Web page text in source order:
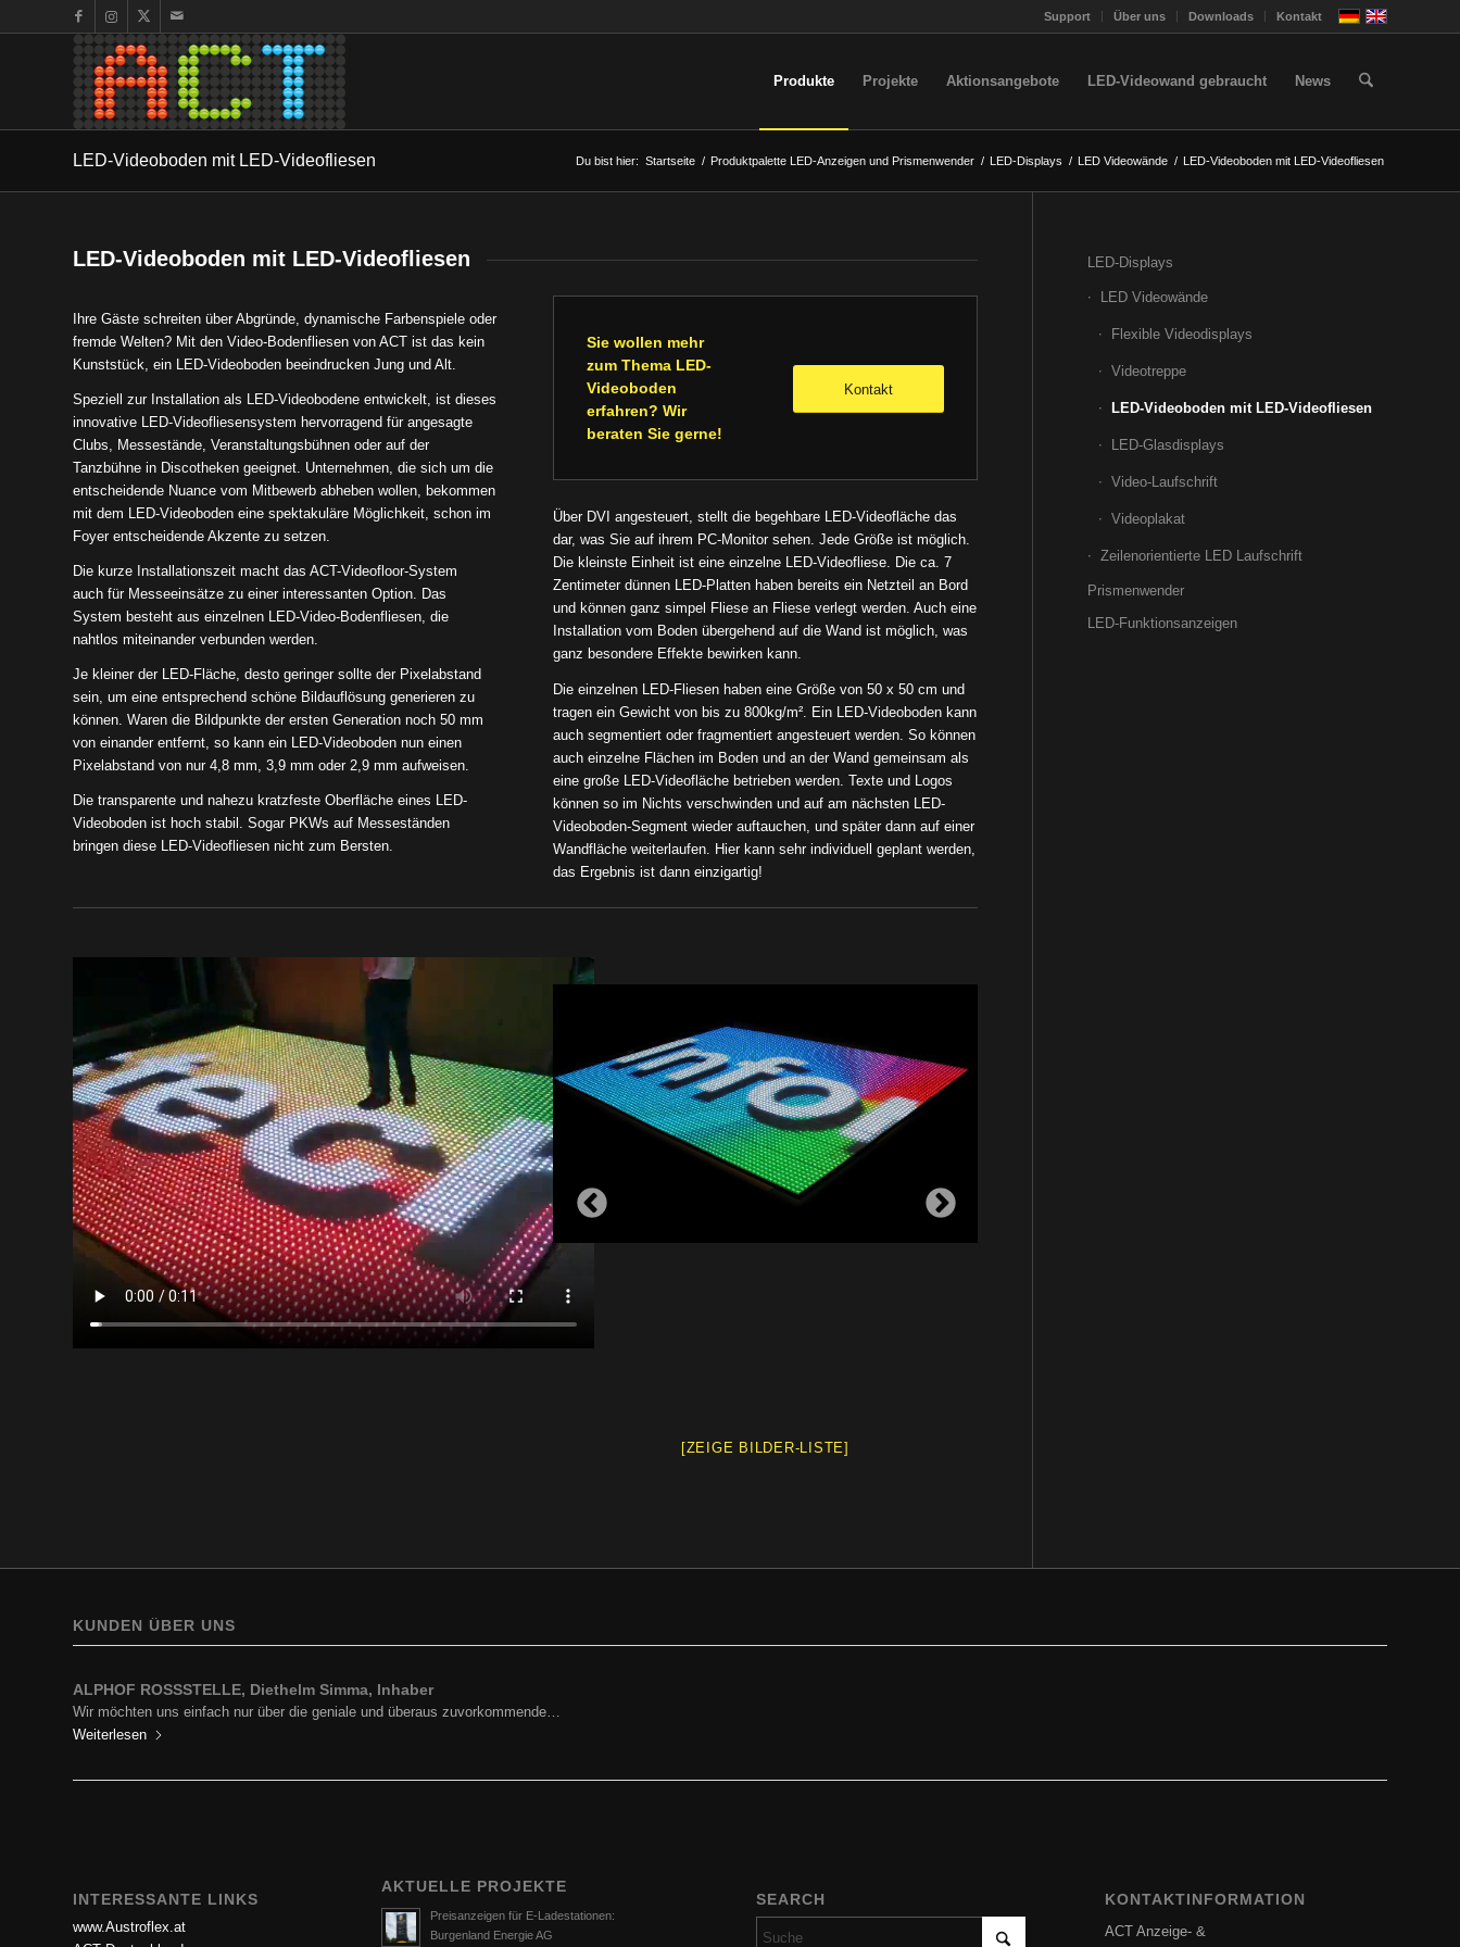
Support Über uns Downloads Kontakt
Produkte Projekte Aktionsangebote LED-Videowand gebraucht News
LED-Videoboden mit LED-Videofliesen Du bist hier: Startseite / Produktpalette LED-Anzeigen und Prismenwender / LED-Displays / LED Videowände / LED-Videoboden mit LED-Videofliesen
LED-Videoboden mit LED-Videofliesen
Ihre Gäste schreiten über Abgründe, dynamische Farbenspiele oder
fremde Welten? Mit den Video-Bodenfliesen von ACT ist das kein
Kunststück, ein LED-Videoboden beeindrucken Jung und Alt.
Speziell zur Installation als LED-Videobodene entwickelt, ist dieses
innovative LED-Videofliesensystem hervorragend für angesagte
Clubs, Messestände, Veranstaltungsbühnen oder auf der
Tanzbühne in Discotheken geeignet. Unternehmen, die sich um die
entscheidende Nuance vom Mitbewerb abheben wollen, bekommen
mit dem LED-Videoboden eine spektakuläre Möglichkeit, schon im
Foyer entscheidende Akzente zu setzen.
Die kurze Installationszeit macht das ACT-Videofloor-System
auch für Messeeinsätze zu einer interessanten Option. Das
System besteht aus einzelnen LED-Video-Bodenfliesen, die
nahtlos miteinander verbunden werden.
Je kleiner der LED-Fläche, desto geringer sollte der Pixelabstand
sein, um eine entsprechend schöne Bildauflösung generieren zu
können. Waren die Bildpunkte der ersten Generation noch 50 mm
von einander entfernt, so kann ein LED-Videoboden nun einen
Pixelabstand von nur 4,8 mm, 3,9 mm oder 2,9 mm aufweisen.
Die transparente und nahezu kratzfeste Oberfläche eines LED-
Videoboden ist hoch stabil. Sogar PKWs auf Messeständen
bringen diese LED-Videofliesen nicht zum Bersten.
Sie wollen mehr
zum Thema LED-
Videoboden
erfahren? Wir
beraten Sie gerne!
Kontakt
Über DVI angesteuert, stellt die begehbare LED-Videofläche das
dar, was Sie auf ihrem PC-Monitor sehen. Jede Größe ist möglich.
Die kleinste Einheit ist eine einzelne LED-Videofliese. Die ca. 7
Zentimeter dünnen LED-Platten haben bereits ein Netzteil an Bord
und können ganz simpel Fliese an Fliese verlegt werden. Auch eine
Installation vom Boden übergehend auf die Wand ist möglich, was
ganz besondere Effekte bewirken kann.
Die einzelnen LED-Fliesen haben eine Größe von 50 x 50 cm und
tragen ein Gewicht von bis zu 800kg/m². Ein LED-Videoboden kann
auch segmentiert oder fragmentiert angesteuert werden. So können
auch einzelne Flächen im Boden und an der Wand gemeinsam als
eine große LED-Videofläche betrieben werden. Texte und Logos
können so im Nichts verschwinden und auf am nächsten LED-
Videoboden-Segment wieder auftauchen, und später dann auf einer
Wandfläche weiterlaufen. Hier kann sehr individuell geplant werden,
das Ergebnis ist dann einzigartig!
[ZEIGE BILDER-LISTE]
LED-Displays
LED Videowände
Flexible Videodisplays
Videotreppe
LED-Videoboden mit LED-Videofliesen
LED-Glasdisplays
Video-Laufschrift
Videoplakat
Zeilenorientierte LED Laufschrift
Prismenwender
LED-Funktionsanzeigen
KUNDEN ÜBER UNS
ALPHOF ROSSSTELLE, Diethelm Simma, Inhaber
Wir möchten uns einfach nur über die geniale und überaus zuvorkommende…
Weiterlesen
INTERESSANTE LINKS
www.Austroflex.at
AKTUELLE PROJEKTE
Preisanzeigen für E-Ladestationen:
Burgenland Energie AG
SEARCH KONTAKTINFORMATION
ACT Anzeige- &